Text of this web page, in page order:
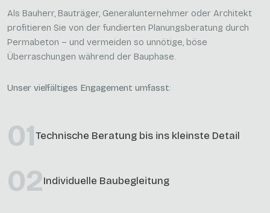
Als Bauherr, Bauträger, Generalunternehmer oder Architekt
profitieren Sie von der fundierten Planungsberatung durch
Permabeton – und vermeiden so unnötige, böse
Überraschungen während der Bauphase.
Unser vielfältiges Engagement umfasst:
01Technische Beratung bis ins kleinste Detail
02Individuelle Baubegleitung